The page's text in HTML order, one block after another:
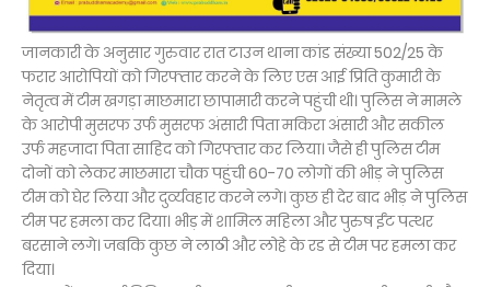
जानकारी के अनुसार गुरुवार रात टाउन थाना कांड संख्या 502/25 के
फरार आरोपियों को गिरफ्तार करने के लिए एस आई प्रिति कुमारी के
नेतृत्व में टीम खगड़ा माछमारा छापामारी करने पहुंची थी। पुलिस ने मामले
के आरोपी मुसरफ उर्फ मुसरफ अंसारी पिता मकिरा अंसारी और सकील
उर्फ महजादा पिता साहिद को गिरफ्तार कर लिया। जैसे ही पुलिस टीम
दोनों को लेकर माछमारा चौक पहुंची 60-70 लोगों की भीड़ ने पुलिस
टीम को घेर लिया और दुर्व्यवहार करने लगे। कुछ ही देर बाद भीड़ ने पुलिस
टीम पर हमला कर दिया। भीड़ में शामिल महिला और पुरुष ईंट पत्थर
बरसाने लगे। जबकि कुछ ने लाठी और लोहे के रड से टीम पर हमला कर
दिया।